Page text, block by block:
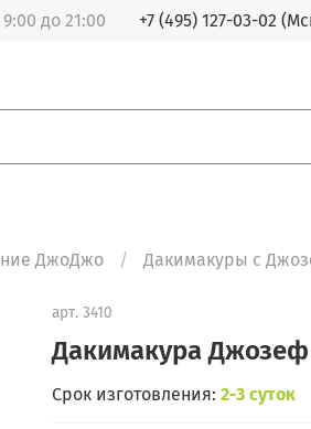
до 21:00 +7 (495) 127-03-02
ДжоДжо Дакимакуры с
арт. 3410
Дакимакура Джозеф
Срок изготовления: 2-3 суток